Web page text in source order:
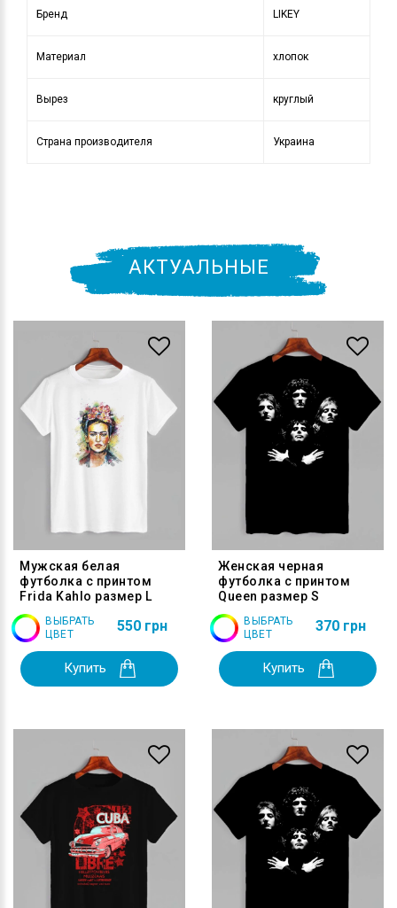
Бренд LIKEY
Материал хлопок
Вырез круглый
Страна производителя Украина
АКТУАЛЬНЫЕ
Мужская белая
футболка с принтом
Frida Kahlo размер L
ВЫБРАТЬ
ЦВЕТ
550 грн
Купить
Женская черная
футболка с принтом
Queen размер S
ВЫБРАТЬ
ЦВЕТ
370 грн
Купить